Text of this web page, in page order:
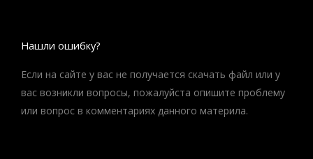
Нашли ошибку?
Если на сайте у вас не получается скачать файл или у
вас возникли вопросы, пожалуйста опишите проблему
или вопрос в комментариях данного материла.